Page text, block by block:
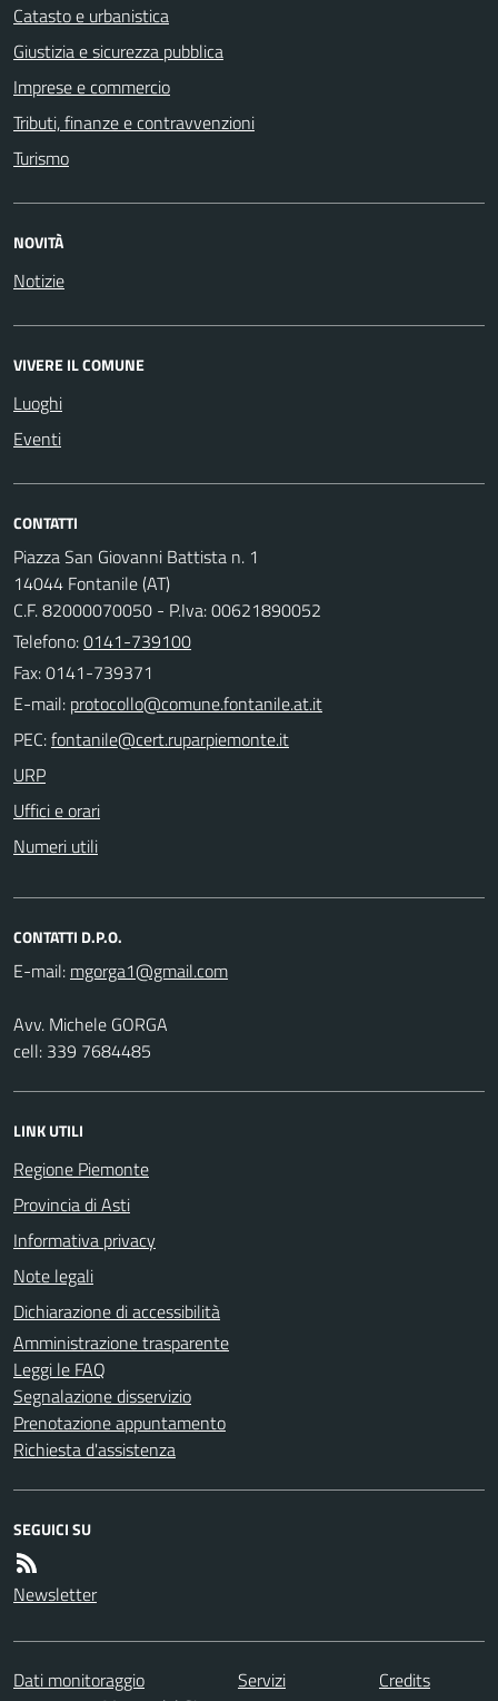
Catasto e urbanistica
Giustizia e sicurezza pubblica
Imprese e commercio
Tributi, finanze e contravvenzioni
Turismo
NOVITÀ
Notizie
VIVERE IL COMUNE
Luoghi
Eventi
CONTATTI
Piazza San Giovanni Battista n. 1
14044 Fontanile (AT)
C.F. 82000070050 - P.Iva: 00621890052
Telefono:0141-739100
Fax: 0141-739371
E-mail:
PEC:
URP
Uffici e orari
Numeri utili
CONTATTI D.P.O.
E-mail:
Avv. Michele GORGA
cell: 339 7684485
LINK UTILI
Regione Piemonte
Provincia di Asti
Informativa privacy
Note legali
Dichiarazione di accessibilità
Amministrazione trasparente
Leggi le FAQ
Segnalazione disservizio
Prenotazione appuntamento
Richiesta d'assistenza
SEGUICI SU
Newsletter
Dati monitoraggio Servizi
Credits